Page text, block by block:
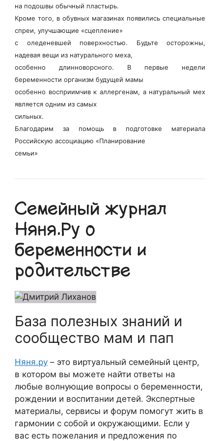
на подошвы обычный пластырь.
Кроме того, в обувных магазинах появились специальные
спреи, улучшающие «сцепление»
с оледеневшей поверхностью. Будьте осторожны,
надевая вещи из натурального меха,
особенно длинноворсного. В первые недели
беременности организм будущей мамы
особенно восприимчив к аллергенам, а натуральный мех
является одним из самых
сильных.
Благодарим за помощь в подготовке материала
Российскую ассоциацию «Планирование
семьи»
Семейный журнал
Няня.Ру о
беременности и
родительстве
База полезных знаний и
сообщество мам и пап
Няня.ру – это виртуальный семейный центр,
в котором вы можете найти ответы на
любые волнующие вопросы о беременности,
рождении и воспитании детей. Экспертные
материалы, сервисы и форум помогут жить в
гармонии с собой и окружающими. Если у
вас есть пожелания и предложения по